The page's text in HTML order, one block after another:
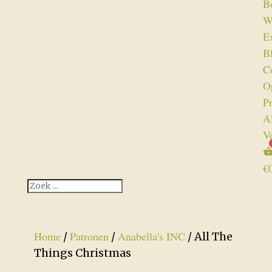
€
Home/Patronen/Anabella's INC / All The
Things Christmas